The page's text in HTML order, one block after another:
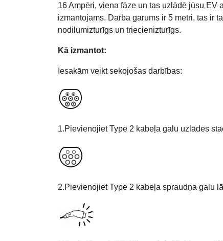
16 Ampēri, viena fāze un tas uzlādē jūsu EV
izmantojams. Darba garums ir 5 metri, tas ir
nodilumizturīgs un triecienizturīgs.
Kā izmantot:
Iesakām veikt sekojošas darbības:
1.Pievienojiet Type 2 kabeļa galu uzlādes
2.Pievienojiet Type 2 kabeļa spraudņa galu